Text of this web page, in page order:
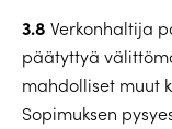
3.8 Verkonhaltija
päätyttyä
mahdolliset muut
Sopimuksen